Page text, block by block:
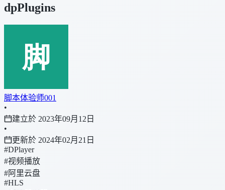
dpPlugins
脚本体验师001
•
建立於 2023年09月12日
•
更新於 2024年02月21日
#DPlayer
#视频播放
#阿里云盘
#HLS